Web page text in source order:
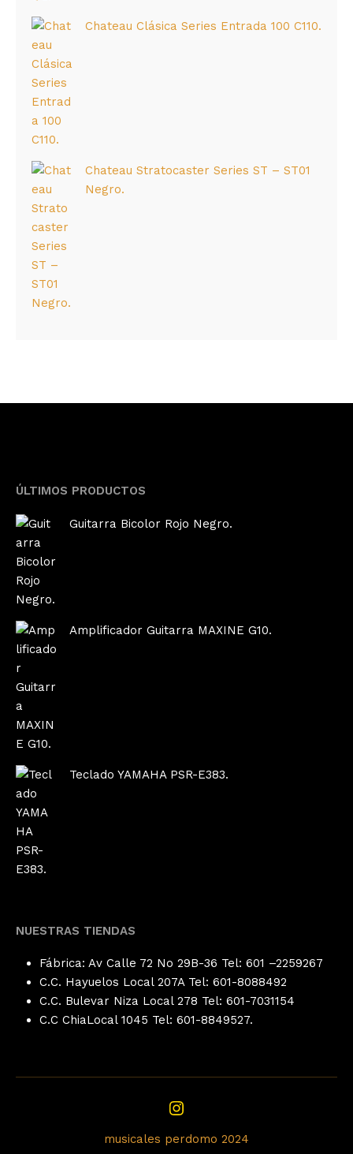
Chateau Clásica Series Entrada 100 C110.
Chateau Stratocaster Series ST – ST01
Negro.
ÚLTIMOS PRODUCTOS
Guitarra Bicolor Rojo Negro.
Amplificador Guitarra MAXINE G10.
Teclado YAMAHA PSR-E383.
NUESTRAS TIENDAS
Fábrica: Av Calle 72 No 29B-36 Tel: 601 –2259267
C.C. Hayuelos Local 207A Tel: 601-8088492
C.C. Bulevar Niza Local 278 Tel: 601-7031154
C.C ChiaLocal 1045 Tel: 601-8849527.
musicales perdomo 2024